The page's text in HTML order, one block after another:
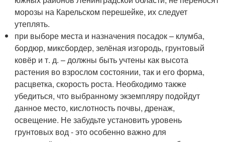
морозы на Карельском перешейке, их следует
утеплять.
при выборе места и назначения посадок – клумба,
бордюр, миксбордер, зелёная изгородь, грунтовый
ковёр и т. д. – должны быть учтены как высота
растения во взрослом состоянии, так и его форма,
расцветка, скорость роста. Необходимо также
убедиться, что выбранному экземпляру подойдут
данное место, кислотность почвы, дренаж,
освещение. Не забудьте установить уровень
грунтовых вод - это особенно важно для